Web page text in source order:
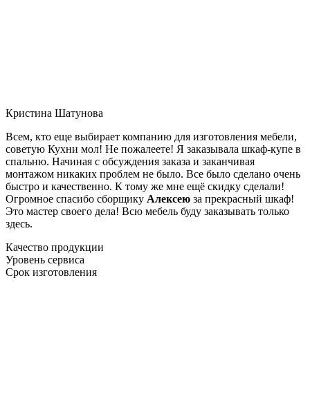
Кристина Шатунова
Всем, кто еще выбирает компанию для изготовления мебели,
советую Кухни мол! Не пожалеете! Я заказывала шкаф-купе в
спальню. Начиная с обсуждения заказа и заканчивая
монтажом никаких проблем не было. Все было сделано очень
быстро и качественно. К тому же мне ещё скидку сделали!
Огромное спасибо сборщику Алексею за прекрасный шкаф!
Это мастер своего дела! Всю мебель буду заказывать только
здесь.
Качество продукции
Уровень сервиса
Срок изготовления